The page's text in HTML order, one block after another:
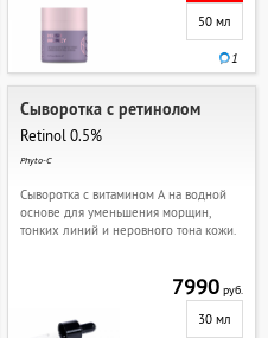
50 мл
1
Сыворотка с ретинолом
Retinol 0.5%
Phyto-C
Сыворотка с витамином А на водной
основе для уменьшения морщин,
тонких линий и неровного тона кожи.
7990руб.
30 мл